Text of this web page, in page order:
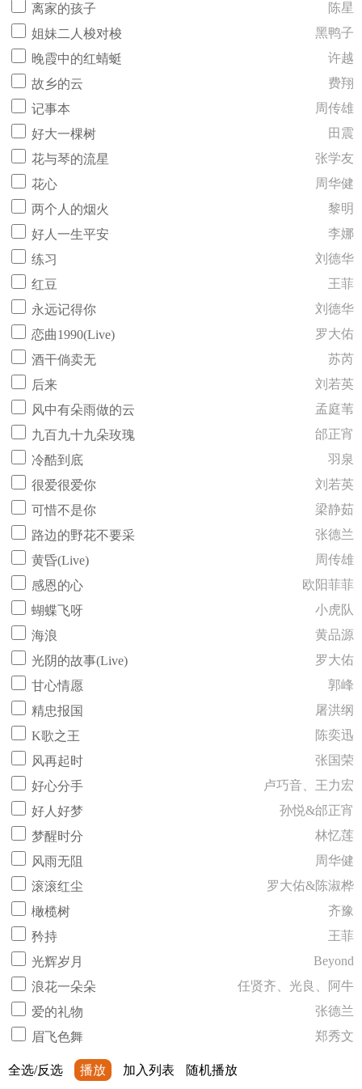
离家的孩子
陈星
姐妹二人梭对梭
黑鸭子
晚霞中的红蜻蜓
许越
故乡的云
费翔
记事本
周传雄
好大一棵树
田震
花与琴的流星
张学友
花心
周华健
两个人的烟火
黎明
好人一生平安
李娜
练习
刘德华
红豆
王菲
永远记得你
刘德华
恋曲1990(Live)
罗大佑
酒干倘卖无
苏芮
后来
刘若英
风中有朵雨做的云
孟庭苇
九百九十九朵玫瑰
邰正宵
冷酷到底
羽泉
很爱很爱你
刘若英
可惜不是你
梁静茹
路边的野花不要采
张德兰
黄昏(Live)
周传雄
感恩的心
欧阳菲菲
蝴蝶飞呀
小虎队
海浪
黄品源
光阴的故事(Live)
罗大佑
甘心情愿
郭峰
精忠报国
屠洪纲
K歌之王
陈奕迅
风再起时
张国荣
好心分手
卢巧音、王力宏
好人好梦
孙悦&邰正宵
梦醒时分
林忆莲
风雨无阻
周华健
滚滚红尘
罗大佑&陈淑桦
橄榄树
齐豫
矜持
王菲
光辉岁月
Beyond
浪花一朵朵
任贤齐、光良、阿牛
爱的礼物
张德兰
眉飞色舞
郑秀文
全选/反选 播放 加入列表 随机播放